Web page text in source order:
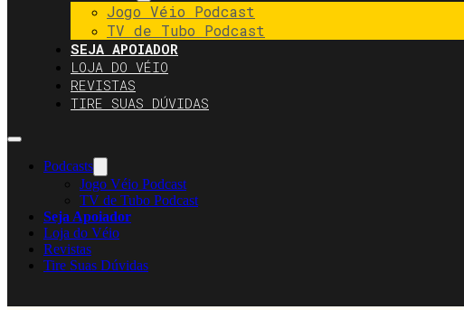
Jogo Véio Podcast
TV de Tubo Podcast
SEJA APOIADOR
LOJA DO VÉIO
REVISTAS
TIRE SUAS DÚVIDAS
Podcasts
Jogo Véio Podcast
TV de Tubo Podcast
Seja Apoiador
Loja do Véio
Revistas
Tire Suas Dúvidas